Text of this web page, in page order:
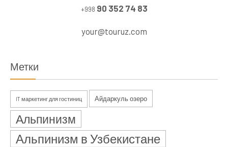
+998 90 352 74 83
your@touruz.com
Метки
IT маркетинг для гостиниц Айдаркуль озеро
Альпинизм
Альпинизм в Узбекистане